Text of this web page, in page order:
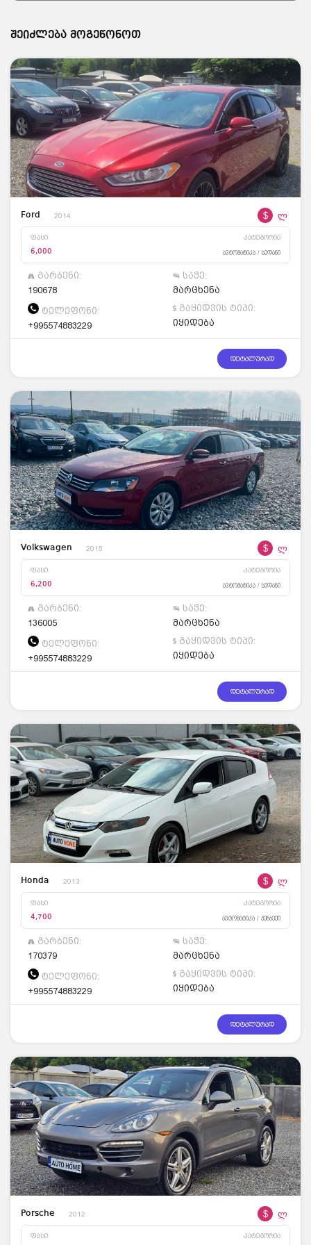
შეიძლება მოგეწონოთ
Ford 2014 $ ლ
ფასი კატეგორია
6,000 ავტომატიკა / სედანი
გარბენი:
190678
საჭე:
მარცხენა
ტელეფონი:
+995574883229
გაყიდვის ტიპი:
იყიდება
დეტალურად
Volkswagen 2015 $ ლ
ფასი კატეგორია
6,200 ავტომატიკა / სედანი
გარბენი:
136005
საჭე:
მარცხენა
ტელეფონი:
+995574883229
გაყიდვის ტიპი:
იყიდება
დეტალურად
Honda 2013 $ ლ
ფასი კატეგორია
4,700 ავტომატიკა / ჰეჩბექი
გარბენი:
170379
საჭე:
მარცხენა
ტელეფონი:
+995574883229
გაყიდვის ტიპი:
იყიდება
დეტალურად
Porsche 2012 $ ლ
ფასი კატეგორია